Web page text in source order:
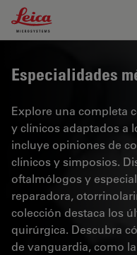
Leica Microsystems
Especialidades
Explore una completa
y clínicos adaptados a
incluye opiniones de
clínicos y simposios.
oftalmólogos y
reparadora,
colección destaca los
quirúrgica. Descubra
de vanguardia, como